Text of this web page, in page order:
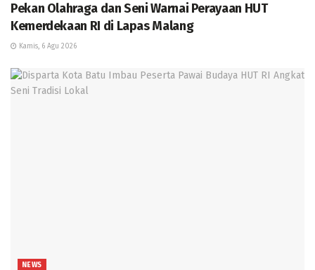
Pekan Olahraga dan Seni Warnai Perayaan HUT
Kemerdekaan RI di Lapas Malang
Kamis, 6 Agu 2026
NEWS